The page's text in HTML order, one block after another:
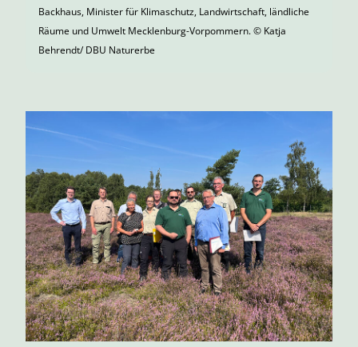
Backhaus, Minister für Klimaschutz, Landwirtschaft, ländliche
Räume und Umwelt Mecklenburg-Vorpommern. © Katja
Behrendt/ DBU Naturerbe